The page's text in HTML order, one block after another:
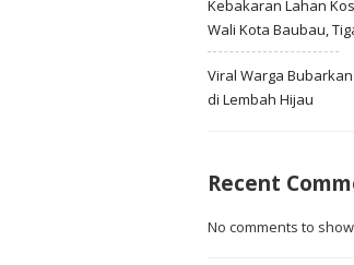
Kebakaran Lahan
Wali Kota Baubau,
Viral Warga
di Lembah Hijau
Recent
No comments to